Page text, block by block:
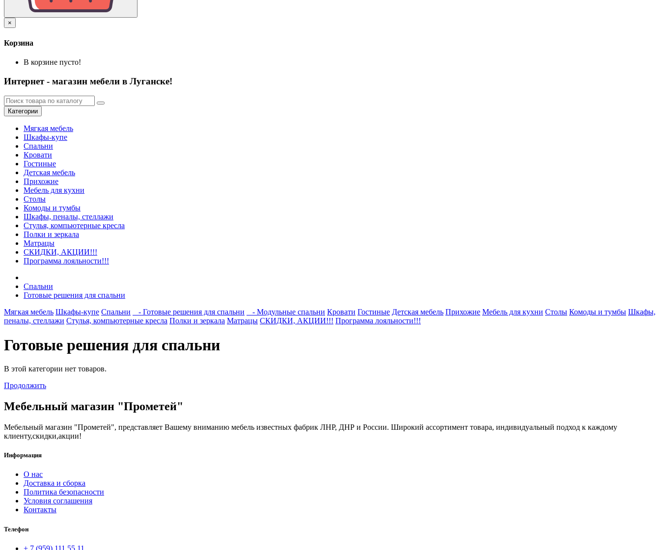
×
Корзина
В корзине пусто!
Интернет - магазин мебели в Луганске!
Категории
Мягкая мебель
Шкафы-купе
Спальни
Кровати
Гостиные
Детская мебель
Прихожие
Мебель для кухни
Столы
Комоды и тумбы
Шкафы, пеналы, стеллажи
Стулья, компьютерные кресла
Полки и зеркала
Матрацы
СКИДКИ, АКЦИИ!!!
Программа лояльности!!!
Спальни
Готовые решения для спальни
Мягкая мебель Шкафы-купе Спальни - Готовые решения для спальни - Модульные спальни Кровати Гостиные Детская мебель Прихожие Мебель для кухни Столы Комоды и тумбы Шкафы,
пеналы, стеллажи Стулья, компьютерные кресла Полки и зеркала Матрацы СКИДКИ, АКЦИИ!!! Программа лояльности!!!
Готовые решения для спальни
В этой категории нет товаров.
Продолжить
Мебельный магазин "Прометей"
Мебельный магазин "Прометей", представляет Вашему вниманию мебель известных фабрик ЛНР, ДНР и России. Широкий ассортимент товара, индивидуальный подход к каждому
клиенту,скидки,акции!
Информация
О нас
Доставка и сборка
Политика безопасности
Условия соглашения
Контакты
Телефон
+ 7 (959) 111 55 11